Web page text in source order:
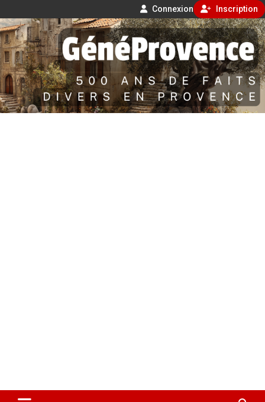
Connexion Inscription
Aller
au
contenu
GénéProvence
500 ans de faits divers en Provence